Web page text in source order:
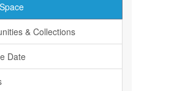
& Collections
Date